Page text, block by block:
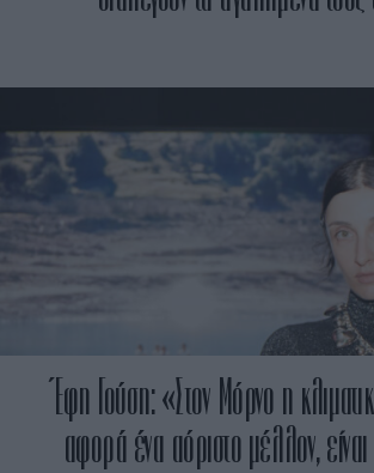
Έφη Γούση: «Στον Μόρνο η
αφορά ένα αόριστο μέλλον,